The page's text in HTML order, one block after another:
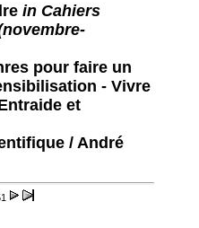
in Cahiers
pour faire un
- Vivre
et
/ André